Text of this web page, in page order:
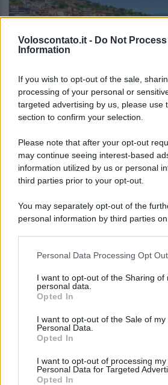
Voloscontato.it - Do Not
Information
If you wish to opt-out of the sale,
processing of your personal or
targeted advertising by us, please use
section to confirm your selection.
Please note that after your opt-out
may continue seeing interest-based
information utilized by us or personal
third parties prior to your opt-out.
You may separately opt-out of the
personal information by third parties on
This information may also be
disclose it to other third parties.
Please note that this website/app uses
services and may gather and store
not limited to your visit or usage
grant or deny consent to Google and
consent section.
Personal Data Processing Opt
I want to opt-out of the Sharing of
personal data.
Opted In
I want to opt-out of the Sale of my
Personal Data.
Opted In
I want to opt-out of processing my
Personal Data for Targeted
Opted In
SAGRE ED EVENTI
Palio Marinaro
news!
Lo sapevi che...
Il cammino italiano che
fare in un giorno
viaggiatori
Il 12 agosto il cielo
l’eclissi che mancava
visibile dall’Italia
È stato eletto il sentiero
Regno Unito: il